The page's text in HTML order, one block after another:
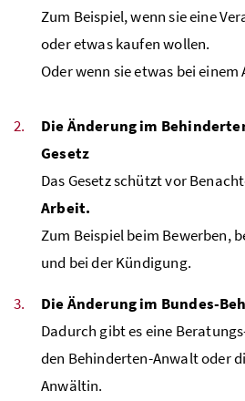
Zum Beispiel, wenn sie eine
oder etwas kaufen wollen.
Oder wenn sie etwas bei
Die Änderung im
Gesetz
Das Gesetz schützt vor
Arbeit.
Zum Beispiel beim Bewerben,
und bei der Kündigung.
Die Änderung im Bundes-
Dadurch gibt es eine
den Behinderten-Anwalt oder
Anwältin.